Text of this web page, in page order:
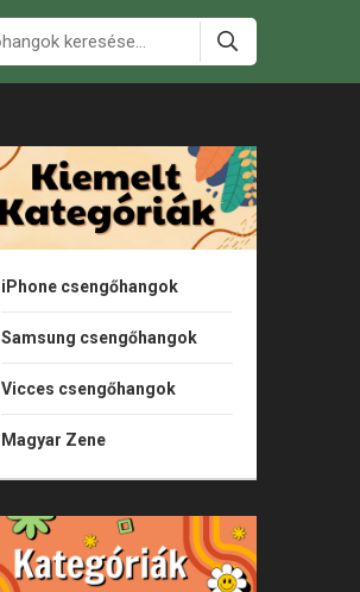
iPhone csengőhangok
Samsung csengőhangok
Vicces csengőhangok
Magyar Zene